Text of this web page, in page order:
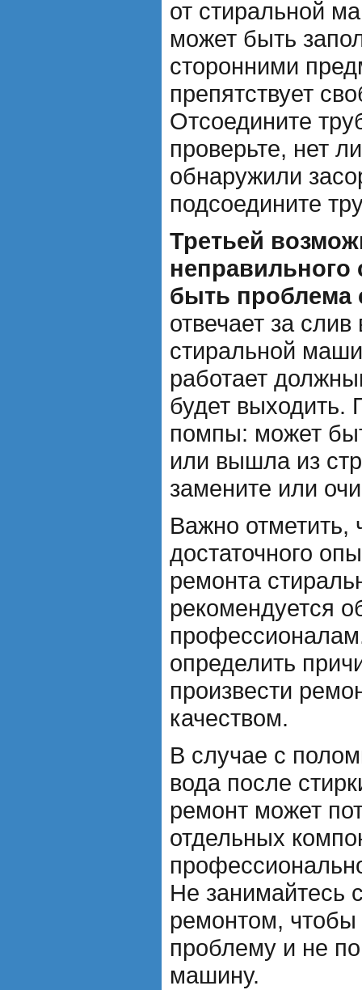
от стиральной
может быть
сторонними
препятствует
Отсоедините
проверьте, нет
обнаружили
подсоедините
Третьей
быть проблема
отвечает за
стиральной
работает
будет выходить.
помпы: может
или вышла из
замените или
Важно отметить,
достаточного
ремонта
рекомендуется
определить
произвести
качеством.
В случае с
вода после
ремонт может
отдельных
Не занимайтесь
ремонтом, чтобы
проблему и не
машину.